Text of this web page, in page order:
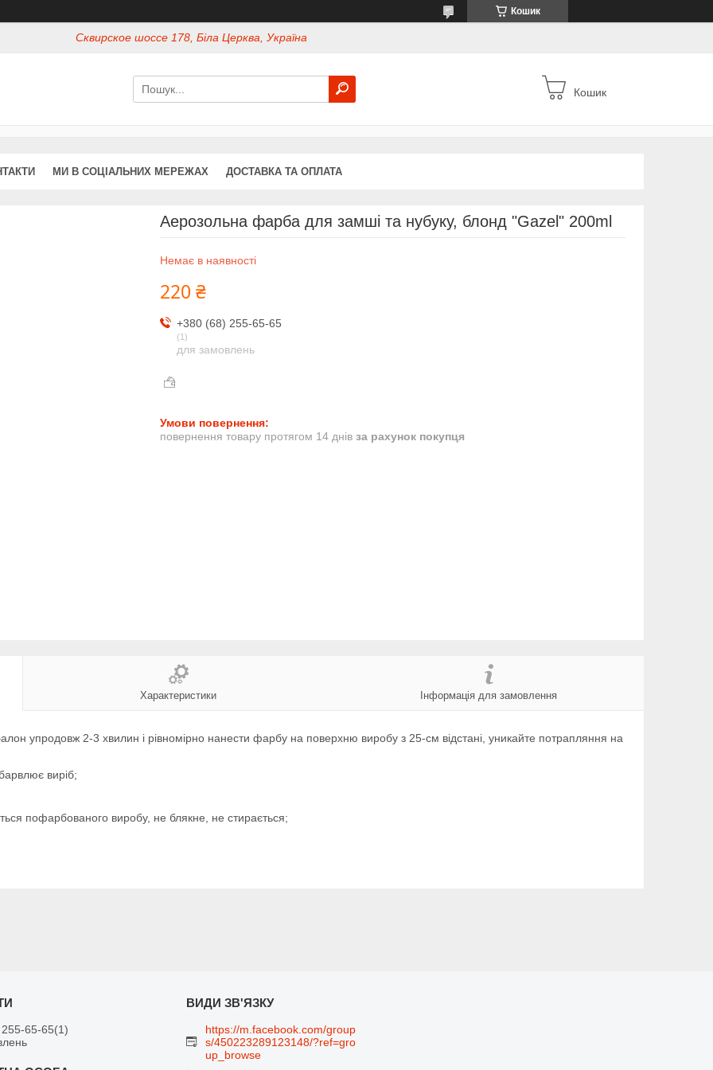
Кошик
Сквирское шоссе 178, Біла Церква, Україна
Кошик
МИ В СОЦІАЛЬНИХ МЕРЕЖАХ ДОСТАВКА ТА ОПЛАТА
Аерозольна фарба для замші та нубуку, блонд "Gazel" 200ml
Немає в наявності
220 ₴
+380 (68) 255-65-65
1
для замовлень
повернення товару протягом 14 днів за рахунок покупця
Характеристики Інформація для замовлення
упродовж 2-3 хвилин і рівномірно нанести фарбу на поверхню виробу з 25-см відстані, уникайте потрапляння на
виріб;
пофарбованого виробу, не блякне, не стирається;
65-65 1
https://m.facebook.com/group
s/450223289123148/?ref=gro
up_browse